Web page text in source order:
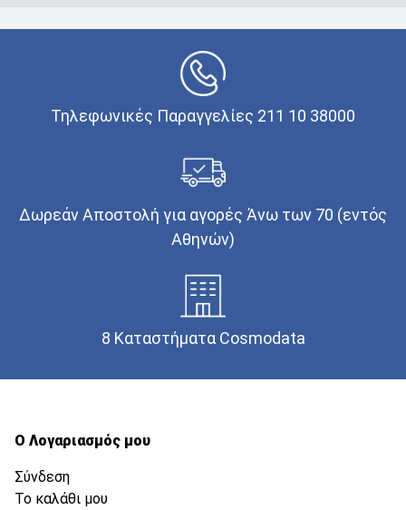
Τηλεφωνικές Παραγγελίες 211 10 38000
Δωρεάν Αποστολή για αγορές Άνω των 70 (εντός
Αθηνών)
8 Καταστήματα Cosmodata
Ο Λογαριασμός μου
Σύνδεση
Το καλάθι μου